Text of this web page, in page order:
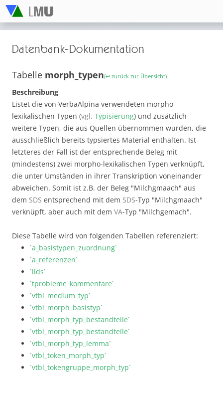
Datenbank-Dokumentation
Tabelle morph_typen(↩ zurück zur Übersicht)
Beschreibung
Listet die von VerbaAlpina verwendeten morpho-
lexikalischen Typen (vgl. Typisierung) und zusätzlich
weitere Typen, die aus Quellen übernommen wurden, die
ausschließlich bereits typsiertes Material enthalten. Ist
letzteres der Fall ist der entsprechende Beleg mit
(mindestens) zwei morpho-lexikalischen Typen verknüpft,
die unter Umständen in ihrer Transkription voneinander
abweichen. Somit ist z.B. der Beleg "Milchgmaach" aus
dem SDS entsprechend mit dem SDS-Typ "Milchgmaach"
verknüpft, aber auch mit dem VA-Typ "Milchgemach".
Diese Tabelle wird von folgenden Tabellen referenziert:
`a_basistypen_zuordnung`
`a_referenzen`
`lids`
`tprobleme_kommentare`
`vtbl_medium_typ`
`vtbl_morph_basistyp`
`vtbl_morph_typ_bestandteile`
`vtbl_morph_typ_bestandteile`
`vtbl_morph_typ_lemma`
`vtbl_token_morph_typ`
`vtbl_tokengruppe_morph_typ`